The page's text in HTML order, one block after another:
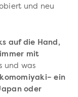
und neu
auf die Hand,
mit
und was
ein
oder